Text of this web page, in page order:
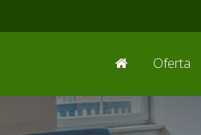
Oferta